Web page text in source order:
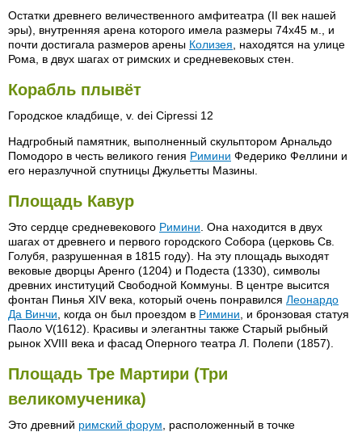
Остатки древнего величественного амфитеатра (II век нашей
эры), внутренняя арена которого имела размеры 74х45 м., и
почти достигала размеров арены Колизея , находятся на улице
Рома, в двух шагах от римских и средневековых стен.
Корабль плывёт
Городское кладбище, v. dei Cipressi 12
Надгробный памятник, выполненный скульптором Арнальдо
Помодоро в честь великого гения Римини Федерико Феллини и
его неразлучной спутницы Джульетты Мазины.
Площадь Кавур
Это сердце средневекового Римини . Она находится в двух
шагах от древнего и первого городского Собора (церковь Св.
Голубя, разрушенная в 1815 году). На эту площадь выходят
вековые дворцы Аренго (1204) и Подеста (1330), символы
древних институций Свободной Коммуны. В центре высится
фонтан Пинья XIV века, который очень понравился Леонардо
Да Винчи , когда он был проездом в Римини , и бронзовая статуя
Паоло V(1612). Красивы и элегантны также Старый рыбный
рынок XVIII века и фасад Оперного театра Л. Полепи (1857).
Площадь Тре Мартири (Три
великомученика)
Это древний римский форум , расположенный в точке